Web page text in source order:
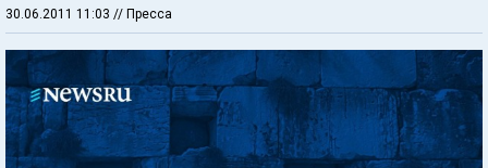
30.06.2011 11:03 // Пресса